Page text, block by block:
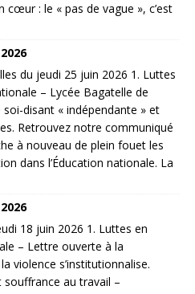
: le « pas de vague », c’est
du jeudi 25 juin 2026 1. Luttes
– Lycée Bagatelle de
disant « indépendante » et
Retrouvez notre communiqué
à nouveau de plein fouet les
dans l’Éducation nationale. La
18 juin 2026 1. Luttes en
– Lettre ouverte à la
violence s’institutionnalise.
au travail –